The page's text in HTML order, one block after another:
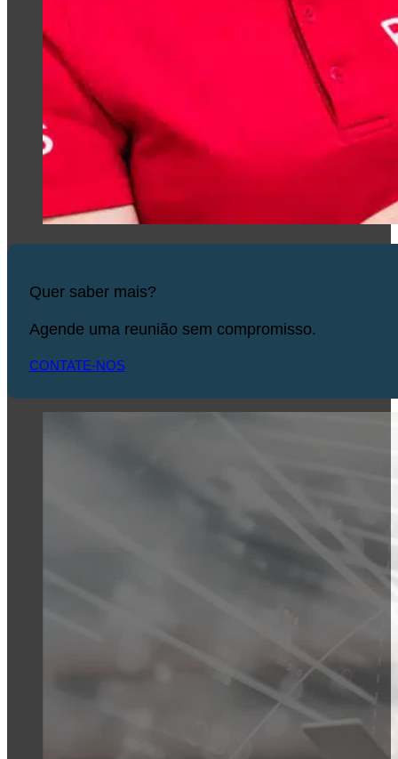
Quer saber mais?
Agende uma reunião sem compromisso.
CONTATE-NOS